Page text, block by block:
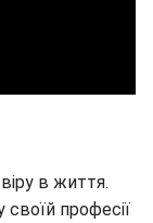
в життя.
професії